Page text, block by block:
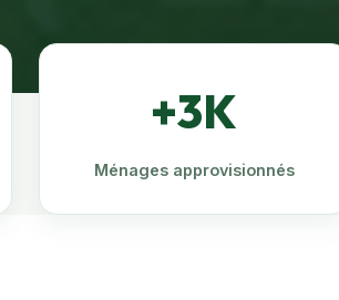
+3K
Ménages approvisionnés